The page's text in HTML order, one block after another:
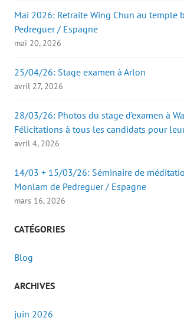
Mai 2026: Retraite Wing Chun au temple
Pedreguer / Espagne
mai 20, 2026
25/04/26: Stage examen à Arlon
avril 27, 2026
28/03/26: Photos du stage d’examen à
Félicitations à tous les candidats pour
avril 4, 2026
14/03 + 15/03/26: Séminaire de
Monlam de Pedreguer / Espagne
mars 16, 2026
CATÉGORIES
Blog
ARCHIVES
juin 2026